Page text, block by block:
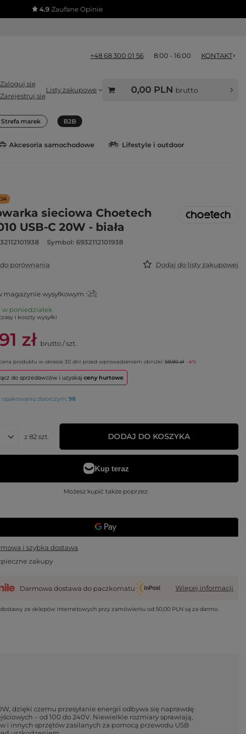
4.9Zaufane Opinie
+48 68 300 01 56 8:00 - 16:00 KONTAKT
Zaloguj się
Zarejestruj się
Listy zakupowe 0,00 PLN brutto
Strefa marek B2B
Akcesoria samochodowe Lifestyle i outdoor
sieciowa Choetech
USB-C 20W - biała
Symbol: 6932112101938
porównania Dodaj do listy zakupowej
magazynie wysyłkowym
w poniedziałek
i koszty wysyłki
zł brutto/szt.
produktu w okresie 30 dni przed wprowadzeniem obniżki:59,90 zł -4%
do sprzedawców i uzyskajceny hurtowe
opakowaniu zbiorczym:98
z82szt. DODAJ DO KOSZYKA
Możesz kupić także poprzez:
i szybka dostawa
zakupy
Darmowa dostawa do paczkomatu Więcej informacji
ze sklepów internetowych przy zamówieniu od50,00 PLN są za darmo.
dzięki czemu przesyłanie energii odbywa się naprawdę
– od 100 do 240V. Niewielkie rozmiary sprawiają,
i innych sprzętów zasilanych za pomocą przewodu USB